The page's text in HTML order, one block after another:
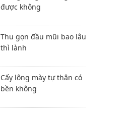
được không
Thu gọn đầu mũi bao lâu
thì lành
Cấy lông mày tự thân có
bền không